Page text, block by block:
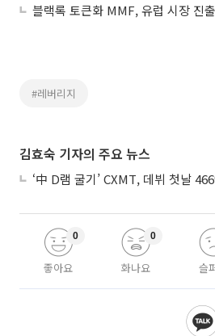
블랙록 토큰화 MMF, 유럽 시장 진출
#레버리지
김효숙 기자의 주요 뉴스
좋아요
0
화나요
0
슬